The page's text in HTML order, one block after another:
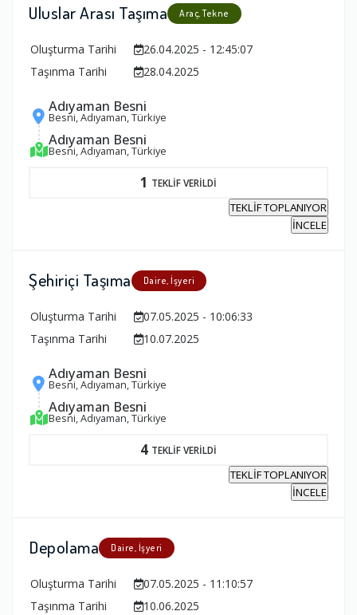
Uluslar Arası Taşıma Araç, Tekne
Oluşturma Tarihi
26.04.2025 - 12:45:07
Taşınma Tarihi
28.04.2025
Adıyaman Besni
Besni, Adıyaman, Türkiye
Adıyaman Besni
Besni, Adıyaman, Türkiye
1 TEKLİF VERİLDİ
TEKLİF TOPLANIYOR
İNCELE
Şehiriçi Taşıma Daire, İşyeri
Oluşturma Tarihi
07.05.2025 - 10:06:33
Taşınma Tarihi
10.07.2025
Adıyaman Besni
Besni, Adıyaman, Türkiye
Adıyaman Besni
Besni, Adıyaman, Türkiye
4 TEKLİF VERİLDİ
TEKLİF TOPLANIYOR
İNCELE
Depolama Daire, İşyeri
Oluşturma Tarihi
07.05.2025 - 11:10:57
Taşınma Tarihi
10.06.2025